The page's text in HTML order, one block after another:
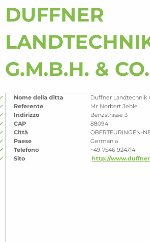
DUFFNER
G.M.B.H. &
Nome della ditta
Duffner Landtechnik
Referente
Mr Norbert Jehle
Indirizzo
Benzstrasse 3
CAP
88094
Città
OBERTEURINGEN-
Paese
Germania
Telefono
+49 7546 924714
Sito
http://